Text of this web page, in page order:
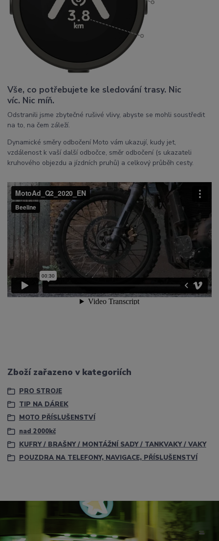
Vše, co potřebujete ke sledování trasy. Nic
víc. Nic míň.
Odstranili jsme zbytečné rušivé vlivy, abyste se mohli soustředit
na to, na čem záleží.
Dynamické směry odbočení Moto vám ukazují, kudy jet,
vzdálenost k vaší další odbočce, směr odbočení (s ukazateli
kruhového objezdu a jízdních pruhů) a celkový průběh cesty.
Zboží zařazeno v kategoriích
PRO STROJE
TIP NA DÁREK
MOTO PŘÍSLUŠENSTVÍ
nad 2000kč
KUFRY / BRAŠNY / MONTÁŽNÍ SADY / TANKVAKY / VAKY
POUZDRA NA TELEFONY, NAVIGACE, PŘÍSLUŠENSTVÍ